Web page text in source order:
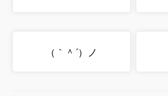
（｀＾´）ノ